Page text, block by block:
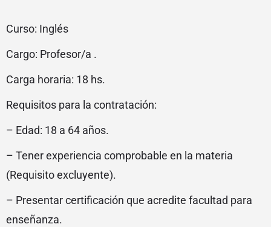
Curso: Inglés
Cargo: Profesor/a .
Carga horaria: 18 hs.
Requisitos para la contratación:
– Edad: 18 a 64 años.
– Tener experiencia comprobable en la materia
(Requisito excluyente).
– Presentar certificación que acredite facultad para
enseñanza.